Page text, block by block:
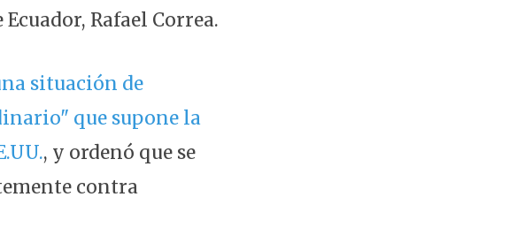
Rafael Correa.
situación de
que supone la
, y ordenó que se
contra